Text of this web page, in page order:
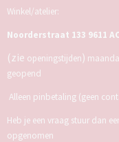
Winkel/atelier:
Noorderstraat 133 9611
(zie openingstijden)
geopend
Alleen pinbetaling (geen
Heb je een vraag stuur dan
opgenomen